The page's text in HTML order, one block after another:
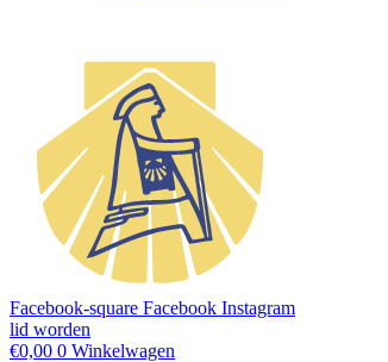
Facebook-square Facebook Instagram
lid worden
€0,00 0 Winkelwagen